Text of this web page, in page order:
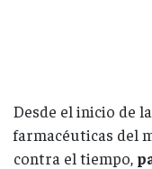
Desde el inicio de
farmacéuticas del
contra el tiempo,